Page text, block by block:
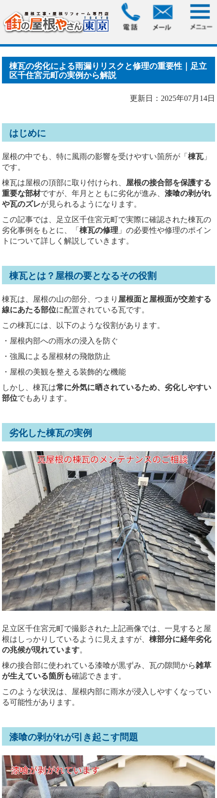
> 棟瓦の劣化による雨漏りリスクと修理の重
要性｜足立区千住宮元町.....
棟瓦の劣化による雨漏りリスクと修理の重要性｜足立
区千住宮元町の実例から解説
更新日：2025年07月14日
はじめに
屋根の中でも、特に風雨の影響を受けやすい箇所が「棟瓦」
です。
棟瓦は屋根の頂部に取り付けられ、 屋根の接合部を保護する
重要な部材ですが、年月とともに劣化が進み、漆喰の剥がれ
や瓦のズレが見られるようになります。
この記事では、足立区千住宮元町で実際に確認された棟瓦の
劣化事例をもとに、「棟瓦の修理 」の必要性や修理のポイン
トについて詳しく解説していきます。
棟瓦とは？屋根の要となるその役割
棟瓦は、屋根の山の部分、つまり 屋根面と屋根面が交差する
線にあたる部位に配置されている瓦です。
この棟瓦には、以下のような役割があります。
・屋根内部への雨水の浸入を防ぐ
・強風による屋根材の飛散防止
・屋根の美観を整える装飾的な機能
しかし、棟瓦は常に外気に晒されているため、劣化しやすい
部位でもあります。
劣化した棟瓦の実例
足立区千住宮元町で撮影された上記画像では、一見すると屋
根はしっかりしているように見えますが、棟部分に経年劣化
の兆候が現れています。
棟の接合部に使われている漆喰が黒ずみ、瓦の隙間から雑草
が生えている箇所も確認できます。
このような状況は、屋根内部に雨水が浸入しやすくなってい
る可能性があります。
漆喰の剥がれが引き起こす問題